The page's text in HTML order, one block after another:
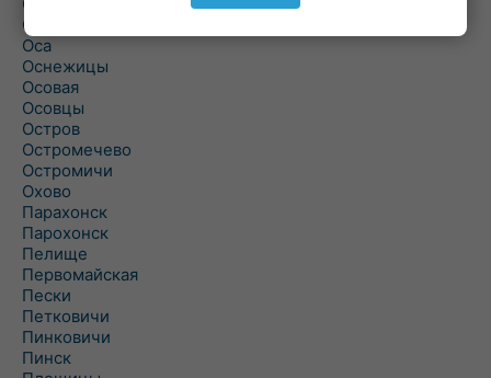
Орехово
Оса
Оснежицы
Осовая
Осовцы
Остров
Остромечево
Остромичи
Охово
Парахонск
Парохонск
Пелище
Первомайская
Пески
Петковичи
Пинковичи
Пинск